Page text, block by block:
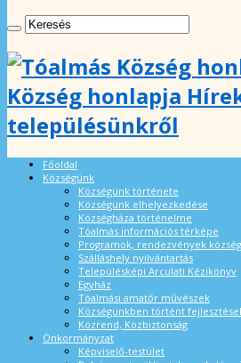
Község honlapja
településünkről
Főoldal
Községünk
Községünk története
Községünk elhelyezkedése
Községháza történelme
Tóalmás információs térképe
Programok, rendezvények
Szálláshely nyilvántartás
Településképi Arculati Kézikönyv
Egyház
Tóalmási amatőr művészek
Községünkben történt
Közrend, Közbiztonság
Önkormányzat
Képviselő-testület